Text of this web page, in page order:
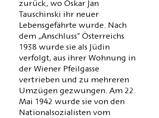
zurück, wo Oskar Jan
Tauschinski ihr neuer
Lebensgefährte wurde. Nach
dem „Anschluss“ Österreichs
1938 wurde sie als Jüdin
verfolgt, aus ihrer Wohnung in
der Wiener Pfeilgasse
vertrieben und zu mehreren
Umzügen gezwungen. Am 22.
Mai 1942 wurde sie von den
Nationalsozialisten vom